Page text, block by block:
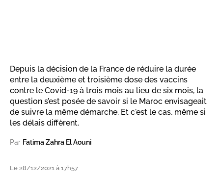
Depuis la décision de la France de réduire la durée
entre la deuxième et troisième dose des vaccins
contre le Covid-19 à trois mois au lieu de six mois, la
question s’est posée de savoir si le Maroc envisageait
de suivre la même démarche. Et c'est le cas, même si
les délais diffèrent.
Par Fatima Zahra El Aouni
Le 28/12/2021 à 17h57